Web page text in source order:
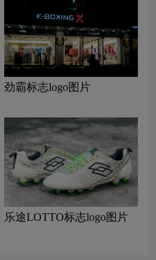
劲霸标志logo图片
乐途LOTTO标志logo图片